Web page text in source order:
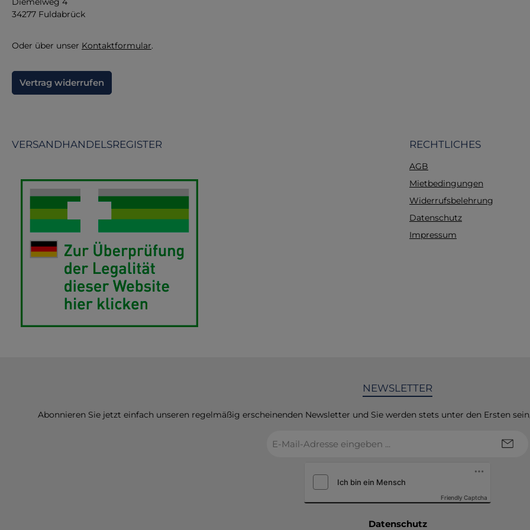
34277 Fuldabrück
Oder über unser Kontaktformular.
Vertrag widerrufen
VERSANDHANDELSREGISTER RECHTLICHES
AGB
Mietbedingungen
Widerrufsbelehrung
Datenschutz
Impressum
NEWSLETTER
Abonnieren Sie jetzt einfach unseren regelmäßig erscheinenden Newsletter und Sie werden stets unter den Ersten
Mail-
Friendly Captcha
Datenschutz